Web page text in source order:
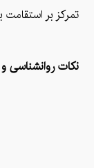
تمرکز بر
نکات روانشناسی